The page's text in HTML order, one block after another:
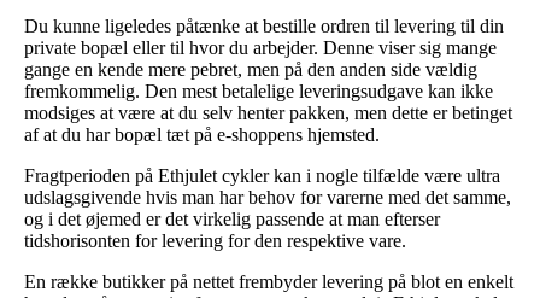
Du kunne ligeledes påtænke at bestille ordren til levering til din
private bopæl eller til hvor du arbejder. Denne viser sig mange
gange en kende mere pebret, men på den anden side vældig
fremkommelig. Den mest betalelige leveringsudgave kan ikke
modsiges at være at du selv henter pakken, men dette er betinget
af at du har bopæl tæt på e-shoppens hjemsted.
Fragtperioden på Ethjulet cykler kan i nogle tilfælde være ultra
udslagsgivende hvis man har behov for varerne med det samme,
og i det øjemed er det virkelig passende at man efterser
tidshorisonten for levering for den respektive vare.
En række butikker på nettet frembyder levering på blot en enkelt